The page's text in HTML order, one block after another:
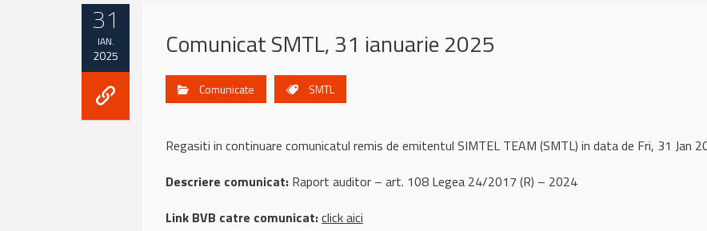
31
IAN.
2025 Comunicat SMTL, 31 ianuarie 2025
Comunicate SMTL
Regasiti in continuare comunicatul remis de emitentul SIMTEL TEAM (SMTL) in data de Fri, 31 Jan
Descriere comunicat: Raport auditor – art. 108 Legea 24/2017 (R) – 2024
Link BVB catre comunicat:click aici